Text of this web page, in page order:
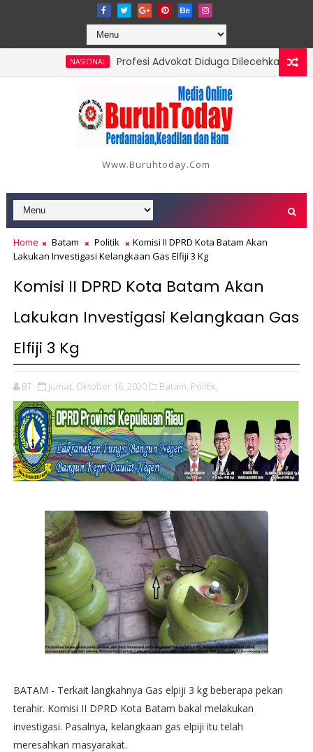
NASIONAL
Profesi Advokat Diduga Dilecehkan Saat
Berikut Data dan Kronologinya
Www.buruhtoday.com
Home Batam Politik
Komisi II DPRD Kota Batam Akan
Lakukan Investigasi Kelangkaan Gas Elfiji 3 Kg
Komisi II DPRD Kota Batam Akan
Lakukan Investigasi Kelangkaan Gas
Elfiji 3 Kg
BT Jumat, Oktober 16, 2020 Batam, Politik,
BATAM - Terkait langkahnya Gas elpiji 3 kg beberapa pekan
terahir. Komisi II DPRD Kota Batam bakal melakukan
investigasi. Pasalnya, kelangkaan gas elpiji itu telah
meresahkan masyarakat.